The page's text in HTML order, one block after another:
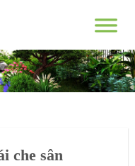
che sân